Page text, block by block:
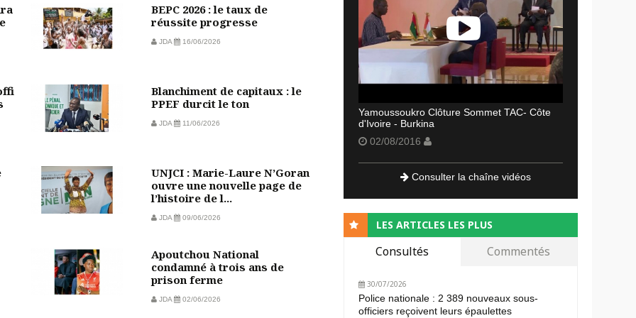
BEPC 2026 : le taux de
réussite progresse
JDA 16/06/2026
Blanchiment de capitaux : le
PPEF durcit le ton
JDA 11/06/2026
UNJCI : Marie-Laure N’Goran
ouvre une nouvelle page de
l’histoire de l...
JDA 09/06/2026
Apoutchou National
condamné à trois ans de
prison ferme
JDA 02/06/2026
Yamoussoukro Clôture Sommet TAC- Côte
d'Ivoire - Burkina
02/08/2016
Consulter la chaîne vidéos
LES ARTICLES LES PLUS
Consultés Commentés
30/07/2026
Police nationale : 2 389 nouveaux sous-
officiers reçoivent leurs épaulettes